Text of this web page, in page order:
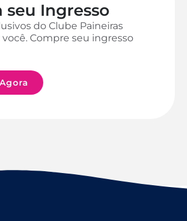
seu Ingresso
do Clube Paineiras
Compre seu ingresso